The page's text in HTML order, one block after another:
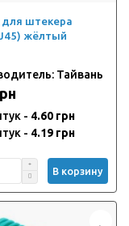
для штекера
жёлтый
Тайвань
- 4.60 грн
- 4.19 грн
В корзину